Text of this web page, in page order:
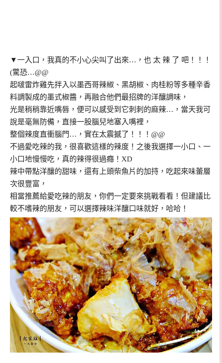
▼一入口，我真的不小心尖叫了出來…，也 太 辣 了 吧！！！
(驚恐…@@
起啵雷炸雞先拌入以墨西哥辣椒、黑胡椒、肉桂粉等多種辛香
料調製成的墨式椒醬，再融合他們最招牌的洋釀調味，
光是稍稍靠近嘴唇，便可以感受到它刺刺的麻辣…，當天我可
說是毫無防備，直接一股腦兒地塞入嘴裡，
整個辣度直衝腦門…，實在太震撼了！！！@@
不過愛吃辣的我，很喜歡這樣的辣度！之後我選擇一小口、一
小口地慢慢吃，真的辣得很過癮！XD
辣中帶點洋釀的甜味，還有上頭柴魚片的加持，吃起來味蕾層
次很豐富，
相當推薦給愛吃辣的朋友，你們一定要來挑戰看看！但建議比
較不嗜辣的朋友，可以選擇辣味洋釀口味就好，哈哈！